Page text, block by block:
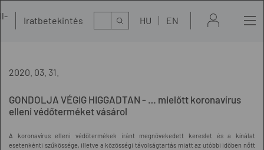
Iratbetekintés Kereső HU EN
2020. 03. 31.
GONDOLJA VÉGIG HIGGADTAN - … mielőtt koronavírus
elleni védőterméket vásárol
A koronavírus elleni védőtermékek iránt megnövekedett kereslet és a kínálat
esetenkénti szűkössége, illetve a közösségi távolságtartás miatt az utóbbi időben nőtt